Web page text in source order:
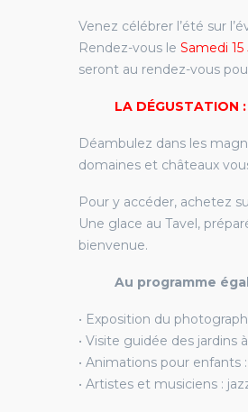
Venez célébrer l’été sur
Rendez-vous le Samedi
seront au rendez-vous
LA DÉGUSTATION
Déambulez dans les
domaines et châteaux
Pour y accéder, achetez
Une glace au Tavel,
bienvenue.
Au programme
• Exposition du
• Visite guidée des jardins
• Animations pour enfants
• Artistes et musiciens :